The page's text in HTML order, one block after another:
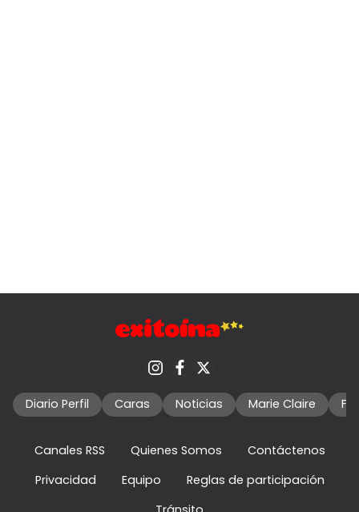
Diario Perfil Caras Noticias Marie Claire
Canales RSS Quienes Somos
Contáctenos
Privacidad
Equipo
Reglas de participación